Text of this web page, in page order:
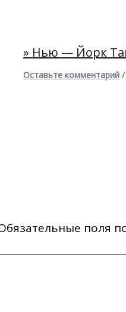
» Нью — Йорк
Оставьте комментарий /
поля